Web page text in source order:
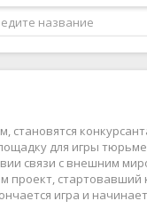
становятся
для игры
связи с внешним
проект, стартовавший
игра и